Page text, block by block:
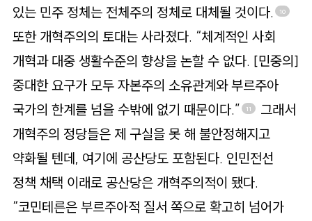
있는 민주 정체는 전체주의 정체로 대체될 것이다.
10
또한 개혁주의의 토대는 사라졌다. “체계적인 사회
개혁과 대중 생활수준의 향상을 논할 수 없다. [민중의]
중대한 요구가 모두 자본주의 소유관계와 부르주아
국가의 한계를 넘을 수밖에 없기 때문이다.”
11
그래서
개혁주의 정당들은 제 구실을 못 해 불안정해지고
약화될 텐데, 여기에 공산당도 포함된다. 인민전선
정책 채택 이래로 공산당은 개혁주의적이 됐다.
“코민테른은 부르주아적 질서 쪽으로 확고히 넘어가